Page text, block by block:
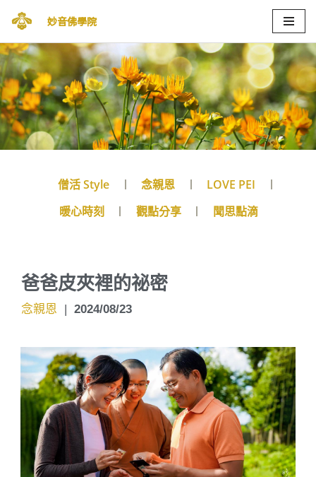
to
content
妙音佛學院
僧活 Style 念親恩
LOVE PEI
暖心時刻
觀點分享 聞思點滴
爸爸皮夾裡的祕密
念親恩 | 2024/08/23